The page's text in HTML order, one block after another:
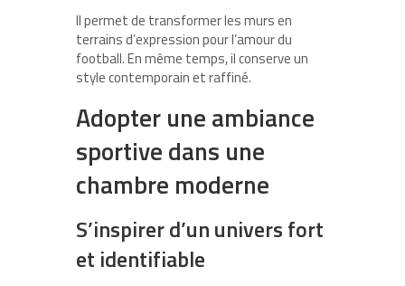
Il permet de transformer les murs en
terrains d’expression pour l’amour du
football. En même temps, il conserve un
style contemporain et raffiné.
Adopter une ambiance
sportive dans une
chambre moderne
S’inspirer d’un univers fort
et identifiable